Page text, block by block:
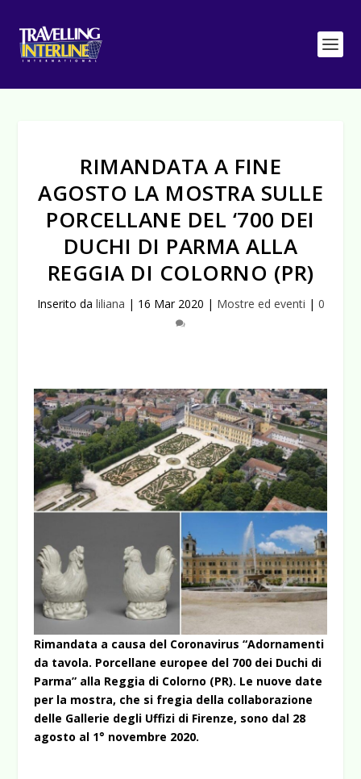
RIMANDATA A FINE
AGOSTO LA MOSTRA SULLE
PORCELLANE DEL ‘700 DEI
DUCHI DI PARMA ALLA
REGGIA DI COLORNO (PR)
Inserito da liliana | 16 Mar 2020 | Mostre ed eventi | 0
Rimandata a causa del Coronavirus “Adornamenti
da tavola. Porcellane europee del 700 dei Duchi di
Parma” alla Reggia di Colorno (PR). Le nuove date
per la mostra, che si fregia della collaborazione
delle Gallerie degli Uffizi di Firenze, sono dal 28
agosto al 1° novembre 2020.